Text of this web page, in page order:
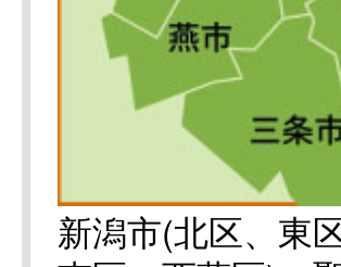
新潟市(北区、東